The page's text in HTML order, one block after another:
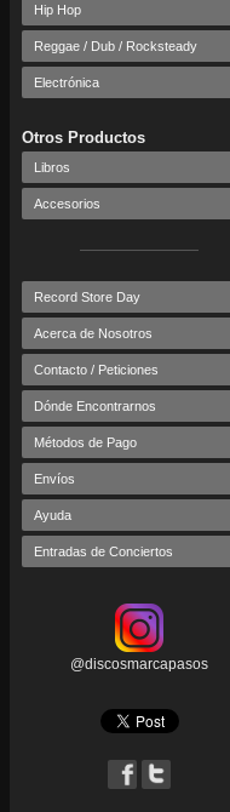
Hip Hop
Reggae / Dub / Rocksteady
Electrónica
Otros Productos
Libros
Accesorios
Record Store Day
Acerca de Nosotros
Contacto / Peticiones
Dónde Encontrarnos
Métodos de Pago
Envíos
Ayuda
Entradas de Conciertos
@discosmarcapasos